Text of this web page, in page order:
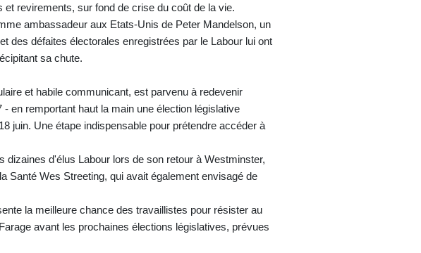
revirements, sur fond de crise du coût de la vie.
ambassadeur aux Etats-Unis de Peter Mandelson, un
des défaites électorales enregistrées par le Labour lui ont
sa chute.
et habile communicant, est parvenu à redevenir
en remportant haut la main une élection législative
juin. Une étape indispensable pour prétendre accéder à
dizaines d'élus Labour lors de son retour à Westminster,
Santé Wes Streeting, qui avait également envisagé de
la meilleure chance des travaillistes pour résister au
avant les prochaines élections législatives, prévues